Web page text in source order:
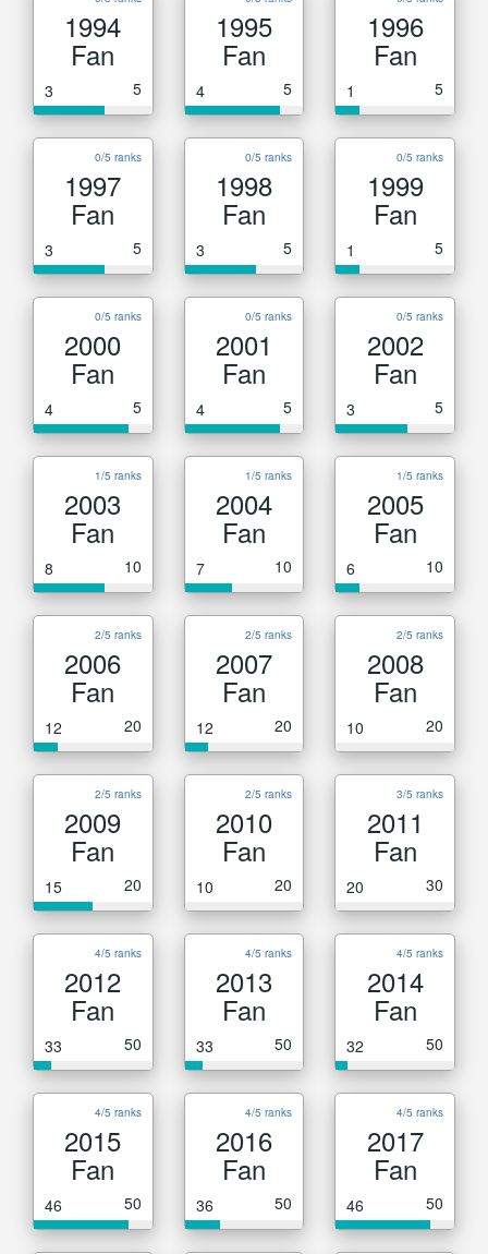
1994
Fan
3 5
1995
Fan
4 5
1996
Fan
1 5
0/5 ranks
1997
Fan
3 5
0/5 ranks
1998
Fan
3 5
0/5 ranks
1999
Fan
1 5
0/5 ranks
2000
Fan
4 5
0/5 ranks
2001
Fan
4 5
0/5 ranks
2002
Fan
3 5
1/5 ranks
2003
Fan
8 10
1/5 ranks
2004
Fan
7 10
1/5 ranks
2005
Fan
6 10
2/5 ranks
2006
Fan
12 20
2/5 ranks
2007
Fan
12 20
2/5 ranks
2008
Fan
10 20
2/5 ranks
2009
Fan
15 20
2/5 ranks
2010
Fan
10 20
3/5 ranks
2011
Fan
20 30
4/5 ranks
2012
Fan
33 50
4/5 ranks
2013
Fan
33 50
4/5 ranks
2014
Fan
32 50
4/5 ranks
2015
Fan
46 50
4/5 ranks
2016
Fan
36 50
4/5 ranks
2017
Fan
46 50